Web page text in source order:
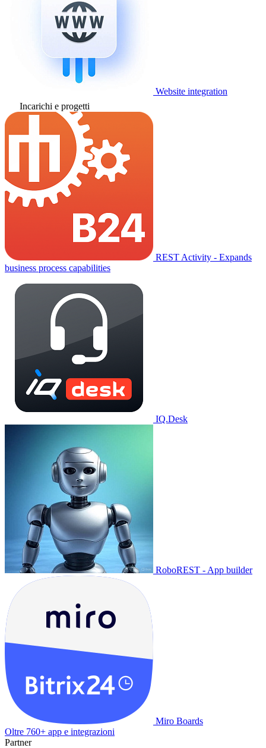
Website integration
Incarichi e progetti
REST Activity - Expands
business process capabilities
IQ.Desk
RoboREST - App builder
Miro Boards
Oltre 760+ app e integrazioni
Partner